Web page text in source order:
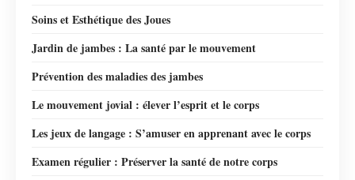
Soins et Esthétique des Joues
Jardin de jambes : La santé par le mouvement
Prévention des maladies des jambes
Le mouvement jovial : élever l’esprit et le corps
Les jeux de langage : S’amuser en apprenant avec le corps
Examen régulier : Préserver la santé de notre corps